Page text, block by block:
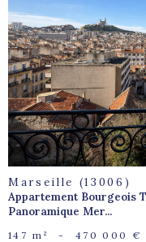
Marseille (13006)
Appartement Bourgeois
Panoramique Mer...
147 m² - 470 000 €